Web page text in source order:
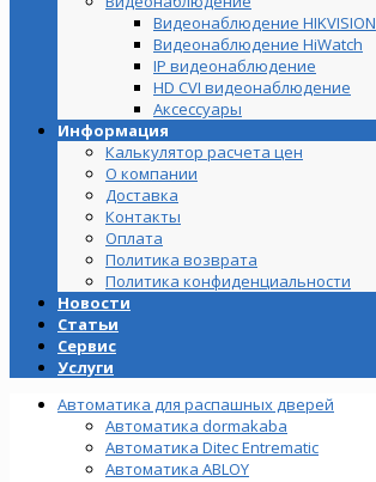
Видеонаблюдение HIKVISION
Видеонаблюдение HiWatch
IP видеонаблюдение
HD CVI видеонаблюдение
Аксессуары
Информация
Калькулятор расчета цен
О компании
Доставка
Контакты
Оплата
Политика возврата
Политика конфиденциальности
Новости
Статьи
Сервис
Услуги
Автоматика для распашных дверей
Автоматика dormakaba
Автоматика Ditec Entrematic
Автоматика ABLOY